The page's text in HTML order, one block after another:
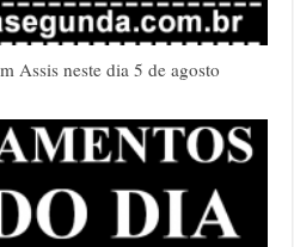
Assis neste dia 5 de agosto